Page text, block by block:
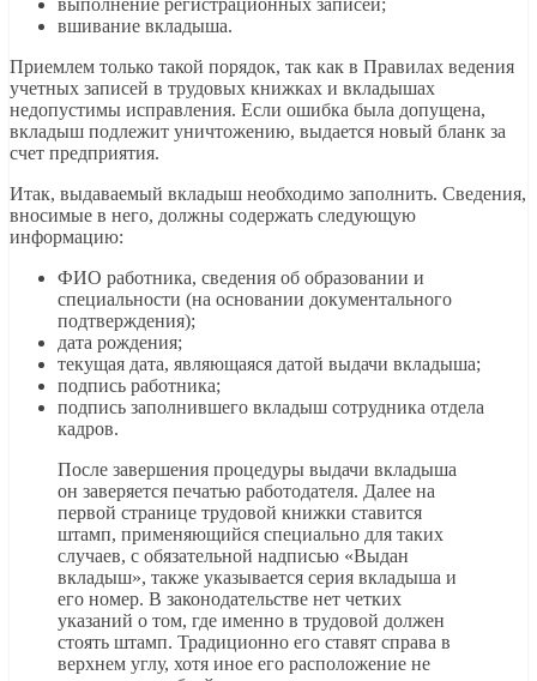
выполнение регистрационных записей;
вшивание вкладыша.
Приемлем только такой порядок, так как в Правилах ведения
учетных записей в трудовых книжках и вкладышах
недопустимы исправления. Если ошибка была допущена,
вкладыш подлежит уничтожению, выдается новый бланк за
счет предприятия.
Итак, выдаваемый вкладыш необходимо заполнить. Сведения,
вносимые в него, должны содержать следующую
информацию:
ФИО работника, сведения об образовании и
специальности (на основании документального
подтверждения);
дата рождения;
текущая дата, являющаяся датой выдачи вкладыша;
подпись работника;
подпись заполнившего вкладыш сотрудника отдела
кадров.
После завершения процедуры выдачи вкладыша
он заверяется печатью работодателя. Далее на
первой странице трудовой книжки ставится
штамп, применяющийся специально для таких
случаев, с обязательной надписью «Выдан
вкладыш», также указывается серия вкладыша и
его номер. В законодательстве нет четких
указаний о том, где именно в трудовой должен
стоять штамп. Традиционно его ставят справа в
верхнем углу, хотя иное его расположение не